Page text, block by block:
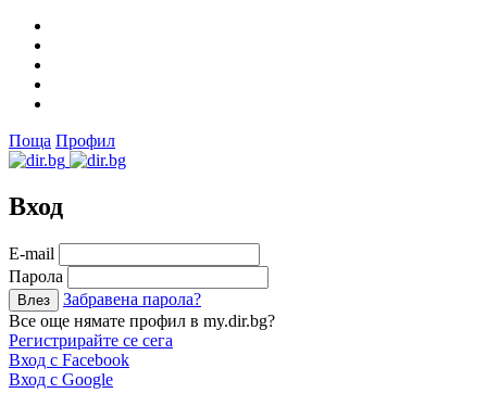
Поща Профил
Вход
Е-mail
Парола
Забравена парола?
Все още нямате профил в my.dir.bg?
Регистрирайте се сега
Вход с Facebook
Вход с Google